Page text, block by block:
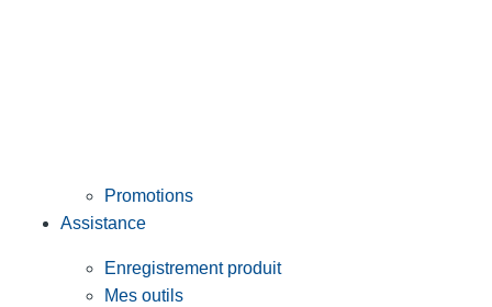
Promotions
Assistance
Enregistrement produit
Mes outils